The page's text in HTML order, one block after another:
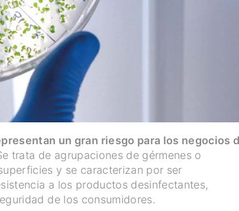
un gran riesgo para los negocios
trata de agrupaciones de gérmenes o
y se caracterizan por ser
a los productos desinfectantes,
de los consumidores.